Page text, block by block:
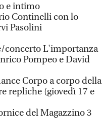
e intimo
Continelli con lo
Pasolini
concerto L'importanza
Pompeo e David
Corpo a corpo della
repliche (giovedì 17 e
del Magazzino 3